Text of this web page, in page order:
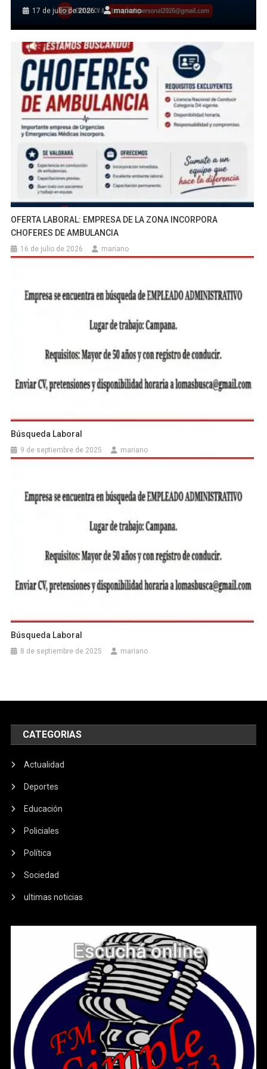
17 de julio de 2026 mariano
OFERTA LABORAL: EMPRESA DE LA ZONA INCORPORA
CHOFERES DE AMBULANCIA
16 de julio de 2026 mariano
Búsqueda Laboral
9 de septiembre de 2025 mariano
Búsqueda Laboral
8 de septiembre de 2025 mariano
CATEGORIAS
Actualidad
Deportes
Educación
Policiales
Política
Sociedad
ultimas noticias